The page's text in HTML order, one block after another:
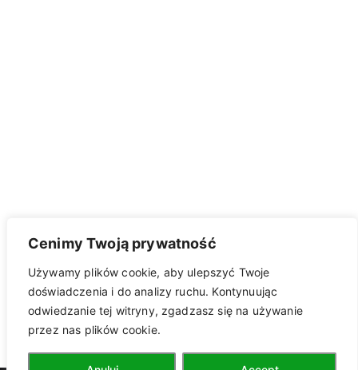
Cenimy Twoją prywatność
Używamy plików cookie, aby ulepszyć Twoje
doświadczenia i do analizy ruchu. Kontynuując
odwiedzanie tej witryny, zgadzasz się na używanie
przez nas plików cookie.